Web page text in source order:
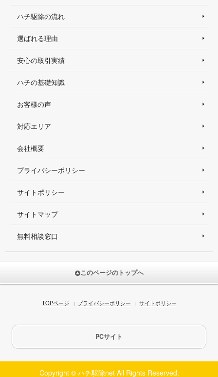
ハチ駆除の流れ
選ばれる理由
安心の取引実績
ハチの基礎知識
お客様の声
対応エリア
会社概要
プライバシーポリシー
サイトポリシー
サイトマップ
無料相談窓口
このページのトップへ
TOPページ プライバシーポリシー サイトポリシー
PCサイト
Copyright © ハチ駆除net All Rights Reserved.